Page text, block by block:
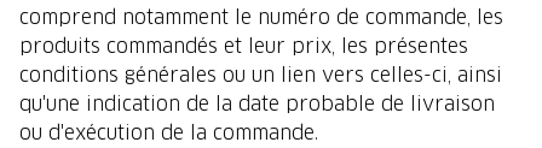
comprend notamment le numéro de commande, les
produits commandés et leur prix, les présentes
conditions générales ou un lien vers celles-ci, ainsi
qu'une indication de la date probable de livraison
ou d'exécution de la commande.